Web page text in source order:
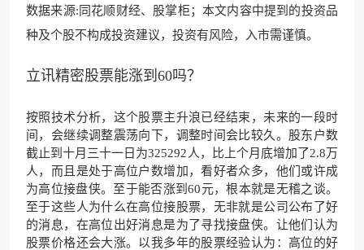
数据来源:同花顺财经、股掌柜；本文内容中提到的投资品
种及个股不构成投资建议，投资有风险，入市需谨慎。
立讯精密股票能涨到60吗？
按照技术分析，这个股票主升浪已经结束，未来的一段时
间，会继续调整震荡向下，调整时间会比较久。股东户数
截止到十月三十一日为325292人，比上个月底增加了2.8万
人，而且是处于高位户数增加，看好者众多，他们或许成
为高位接盘侠。至于能否涨到60元，根本就是无稽之谈。
至于这些人为什么在高位接股票，无非就是公司公布了好
的消息，在高位出好消息是为了寻找接盘侠。让他们认为
股票价格还会大涨。以我多年的股票经验认为：高位的好